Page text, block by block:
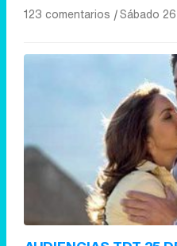
123 comentarios |Sábado